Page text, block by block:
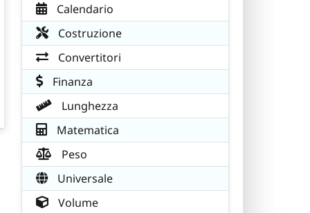
Calendario
Costruzione
Convertitori
Finanza
Lunghezza
Matematica
Peso
Universale
Volume